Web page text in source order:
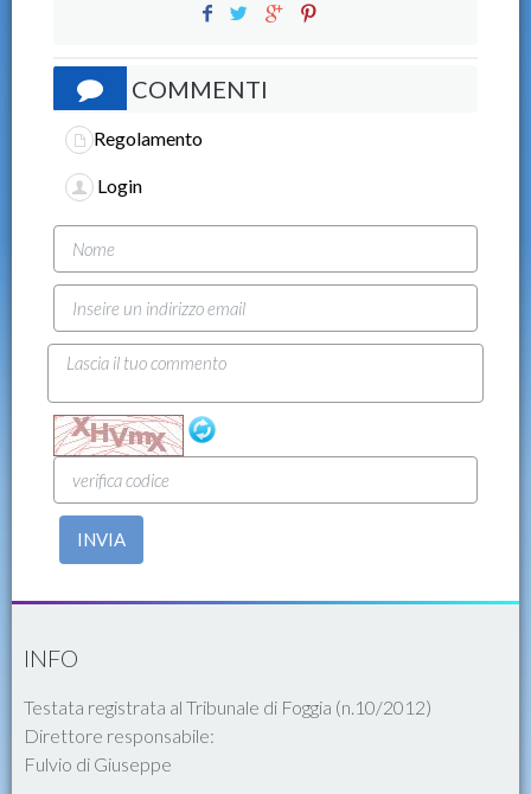
COMMENTI
Regolamento
Login
INVIA
INFO
Testata registrata al Tribunale di Foggia (n.10/2012)
Direttore responsabile:
Fulvio di Giuseppe